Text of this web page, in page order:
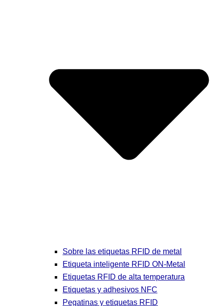
Sobre las etiquetas RFID de metal
Etiqueta inteligente RFID ON-Metal
Etiquetas RFID de alta temperatura
Etiquetas y adhesivos NFC
Pegatinas y etiquetas RFID